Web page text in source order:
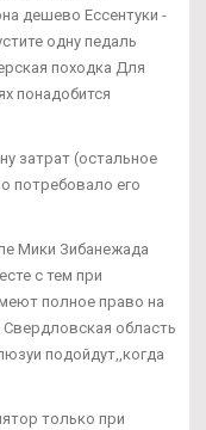
дешево Ессентуки -
одну педаль
походка Для
понадобится
затрат (остальное
потребовало его
Мики Зибанежада
с тем при
полное право на
область
подойдут,,когда
только при